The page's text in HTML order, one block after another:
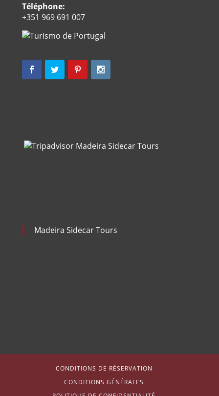
Téléphone:
+351 969 691 007
Madeira Sidecar Tours
CONDITIONS DE RÉSERVATION
CONDITIONS GÉNÉRALES